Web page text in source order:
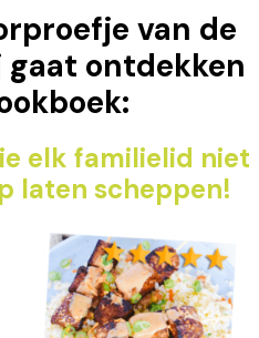
van de
ontdekken
elk familielid niet
laten scheppen!